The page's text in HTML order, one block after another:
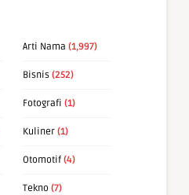
Arti Nama (1,997)
Bisnis (252)
Fotografi (1)
Kuliner (1)
Otomotif (4)
Tekno (7)